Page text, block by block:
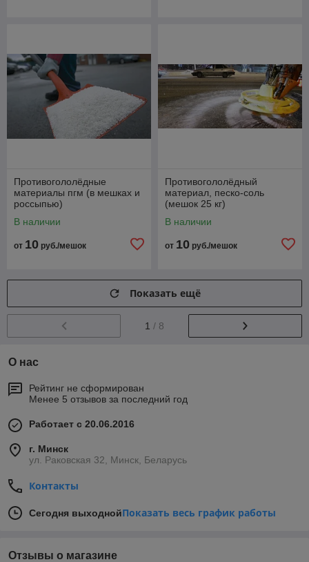
Противогололёдные
материалы пгм (в мешках и
россыпью)
В наличии
от 10 руб./мешок
Противогололёдный
материал, песко-соль
(мешок 25 кг)
В наличии
от 10 руб./мешок
Показать ещё
1 / 8
О нас
Рейтинг не сформирован
Менее 5 отзывов за последний год
Работает с 20.06.2016
г. Минск
ул. Раковская 32, Минск, Беларусь
Контакты
Сегодня выходнойПоказать весь график работы
Отзывы о магазине